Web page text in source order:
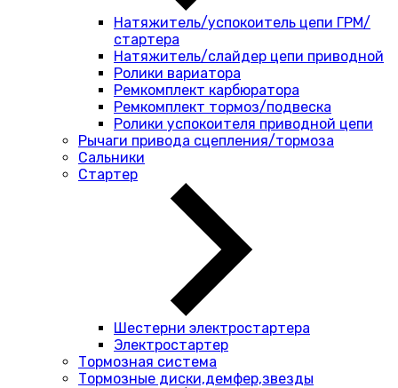
Натяжитель/успокоитель цепи ГРМ/
стартера
Натяжитель/слайдер цепи приводной
Ролики вариатора
Ремкомплект карбюратора
Ремкомплект тормоз/подвеска
Ролики успокоителя приводной цепи
Рычаги привода сцепления/тормоза
Сальники
Стартер
Шестерни электростартера
Электростартер
Тормозная система
Тормозные диски,демфер,звезды